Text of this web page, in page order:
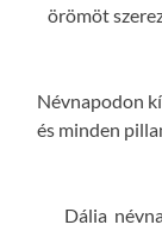
örömöt
Névnapodon
és minden
Dália